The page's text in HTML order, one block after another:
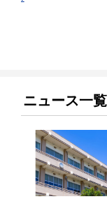
ニュース一覧